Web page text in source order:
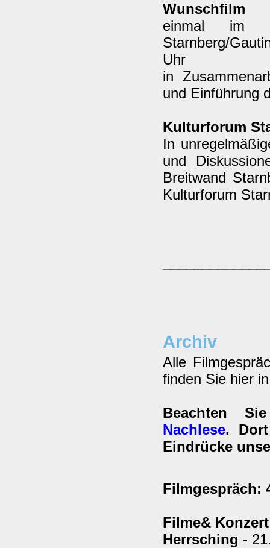
Wunschfilm
einmal im
Starnberg/
Uhr
in
und Einführung
Kulturforum
In
und
Breitwand
Kulturforum
Archiv
Alle
finden Sie hier
Beachten
Nachlese.
Eindrücke
Filmgespräch:
Filme&
Herrsching -